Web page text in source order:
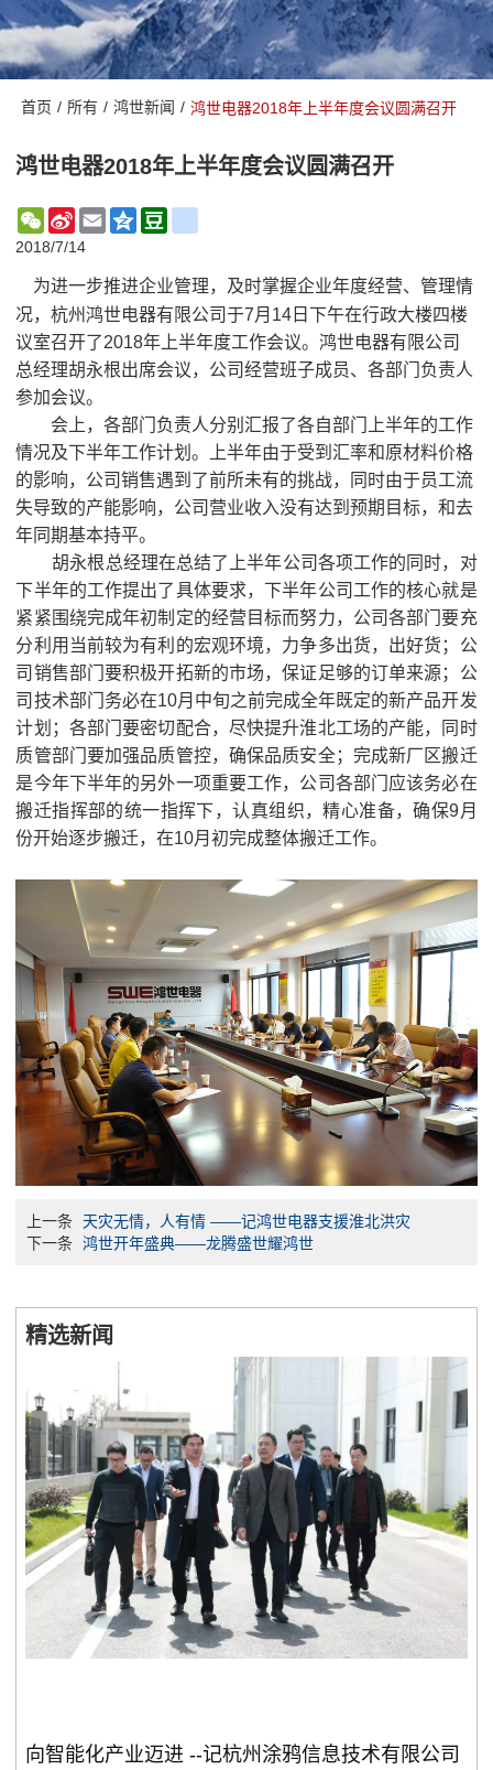
首页 / 所有 / 鸿世新闻 / 鸿世电器2018年上半年度会议圆满召开
鸿世电器2018年上半年度会议圆满召开
WeChat
Sina
Weibo
Email Qzone
2018/7/14
为进一步推进企业管理，及时掌握企业年度经营、管理情
况，杭州鸿世电器有限公司于7月14日下午在行政大楼四楼
议室召开了2018年上半年度工作会议。鸿世电器有限公司
总经理胡永根出席会议，公司经营班子成员、各部门负责人
参加会议。
会上，各部门负责人分别汇报了各自部门上半年的工作
情况及下半年工作计划。上半年由于受到汇率和原材料价格
的影响，公司销售遇到了前所未有的挑战，同时由于员工流
失导致的产能影响，公司营业收入没有达到预期目标，和去
年同期基本持平。
胡永根总经理在总结了上半年公司各项工作的同时，对
下半年的工作提出了具体要求，下半年公司工作的核心就是
紧紧围绕完成年初制定的经营目标而努力，公司各部门要充
分利用当前较为有利的宏观环境，力争多出货，出好货；公
司销售部门要积极开拓新的市场，保证足够的订单来源；公
司技术部门务必在10月中旬之前完成全年既定的新产品开发
计划；各部门要密切配合，尽快提升淮北工场的产能，同时
质管部门要加强品质管控，确保品质安全；完成新厂区搬迁
是今年下半年的另外一项重要工作，公司各部门应该务必在
搬迁指挥部的统一指挥下，认真组织，精心准备，确保9月
份开始逐步搬迁，在10月初完成整体搬迁工作。
上一条
天灾无情，人有情 ——记鸿世电器支援淮北洪灾
下一条 鸿世开年盛典——龙腾盛世耀鸿世
精选新闻
向智能化产业迈进 --记杭州涂鸦信息技术有限公司